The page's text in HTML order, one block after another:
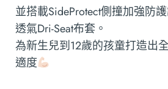
並搭載SideProtect側撞加強防
透氣Dri-Seat布套。
為新生兒到12歲的孩童打造出
適度